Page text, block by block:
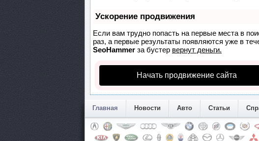
Ускорение продвижения
Если вам трудно попасть на первые места в
раз, а первые результаты появляются уже в
SeoHammer за бустер вернут деньги.
Начать продвижение сайта
Главная Новости Авто Статьи